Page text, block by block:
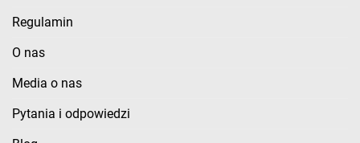
Regulamin
O nas
Media o nas
Pytania i odpowiedzi